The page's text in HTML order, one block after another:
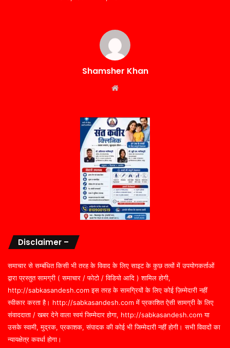
Shamsher Khan
Disclaimer –
समाचार से सम्बंधित किसी भी तरह के विवाद के लिए साइट के कुछ तत्वों में उपयोगकर्ताओं
द्वारा प्रस्तुत सामग्री ( समाचार / फोटो / विडियो आदि ) शामिल होगी,
http://sabkasandesh.com इस तरह के सामग्रियों के लिए कोई ज़िम्मेदारी नहीं
स्वीकार करता है। http://sabkasandesh.com में प्रकाशित ऐसी सामग्री के लिए
संवाददाता / खबर देने वाला स्वयं जिम्मेदार होगा, http://sabkasandesh.com या
उसके स्वामी, मुद्रक, प्रकाशक, संपादक की कोई भी जिम्मेदारी नहीं होगी। सभी विवादों का
न्यायक्षेत्र कवर्धा होगा।